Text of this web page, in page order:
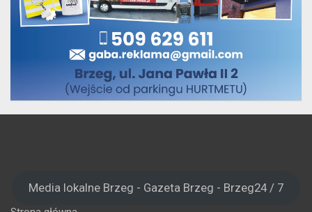
Media lokalne Brzeg - Gazeta Brzeg - Brzeg24 / 7